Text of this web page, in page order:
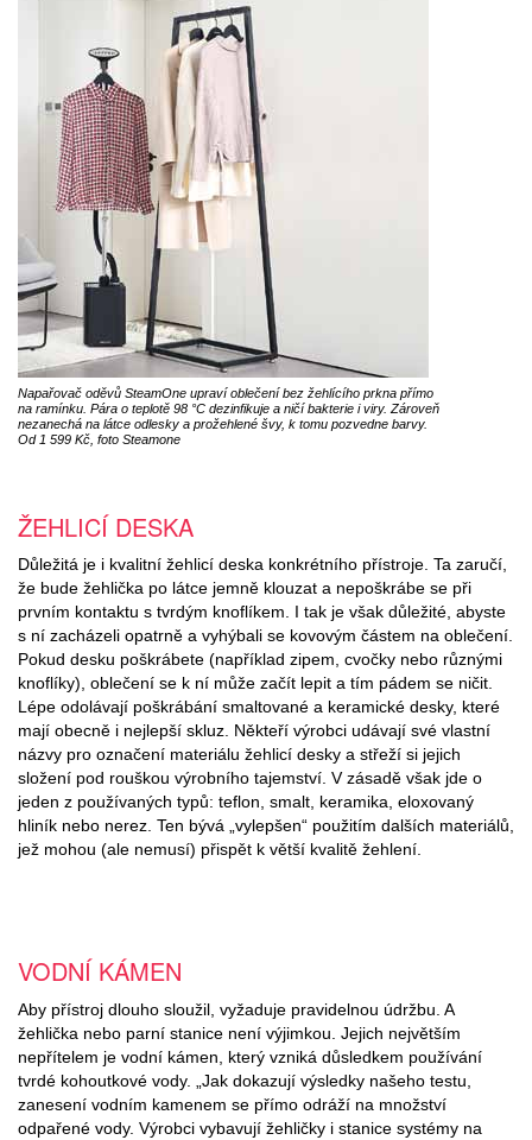
Napařovač oděvů SteamOne upraví oblečení bez žehlícího prkna přímo
na ramínku. Pára o teplotě 98 °C dezinfikuje a ničí bakterie i viry. Zároveň
nezanechá na látce odlesky a prožehlené švy, k tomu pozvedne barvy.
Od 1 599 Kč, foto Steamone
ŽEHLICÍ DESKA
Důležitá je i kvalitní žehlicí deska konkrétního přístroje. Ta zaručí,
že bude žehlička po látce jemně klouzat a nepoškrábe se při
prvním kontaktu s tvrdým knoflíkem. I tak je však důležité, abyste
s ní zacházeli opatrně a vyhýbali se kovovým částem na oblečení.
Pokud desku poškrábete (například zipem, cvočky nebo různými
knoflíky), oblečení se k ní může začít lepit a tím pádem se ničit.
Lépe odolávají poškrábání smaltované a keramické desky, které
mají obecně i nejlepší skluz. Někteří výrobci udávají své vlastní
názvy pro označení materiálu žehlicí desky a střeží si jejich
složení pod rouškou výrobního tajemství. V zásadě však jde o
jeden z používaných typů: teflon, smalt, keramika, eloxovaný
hliník nebo nerez. Ten bývá „vylepšen“ použitím dalších materiálů,
jež mohou (ale nemusí) přispět k větší kvalitě žehlení.
VODNÍ KÁMEN
Aby přístroj dlouho sloužil, vyžaduje pravidelnou údržbu. A
žehlička nebo parní stanice není výjimkou. Jejich největším
nepřítelem je vodní kámen, který vzniká důsledkem používání
tvrdé kohoutkové vody. „Jak dokazují výsledky našeho testu,
zanesení vodním kamenem se přímo odráží na množství
odpařené vody. Výrobci vybavují žehličky i stanice systémy na